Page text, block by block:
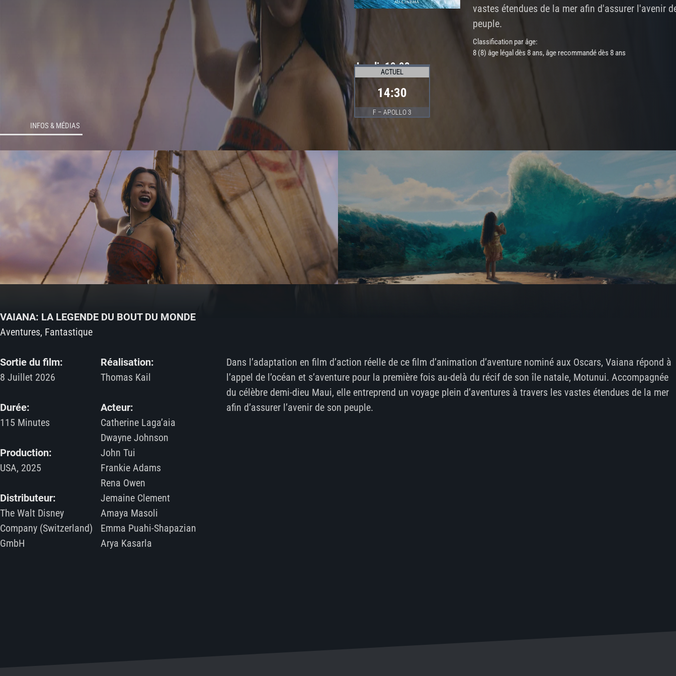
vastes étendues de la mer afin d'assurer l'avenir
peuple.
Classification par âge:
8 (8) âge légal dès 8 ans, âge recommandé dès 8 ans
Lundi. 10.08
ACTUEL
14:30
F – APOLLO 3
INFOS & MÉDIAS
VAIANA: LA LEGENDE DU BOUT DU MONDE
Aventures, Fantastique
Sortie du film:
8 Juillet 2026
Durée:
115 Minutes
Production:
USA, 2025
Distributeur:
The Walt Disney
Company (Switzerland)
GmbH
Réalisation:
Thomas Kail
Acteur:
Catherine Laga’aia
Dwayne Johnson
John Tui
Frankie Adams
Rena Owen
Jemaine Clement
Amaya Masoli
Emma Puahi-Shapazian
Arya Kasarla
Dans l’adaptation en film d’action réelle de ce film d’animation d’aventure nominé aux Oscars, Vaiana répond à
l’appel de l’océan et s’aventure pour la première fois au-delà du récif de son île natale, Motunui. Accompagnée
du célèbre demi-dieu Maui, elle entreprend un voyage plein d’aventures à travers les vastes étendues de la mer
afin d’assurer l’avenir de son peuple.